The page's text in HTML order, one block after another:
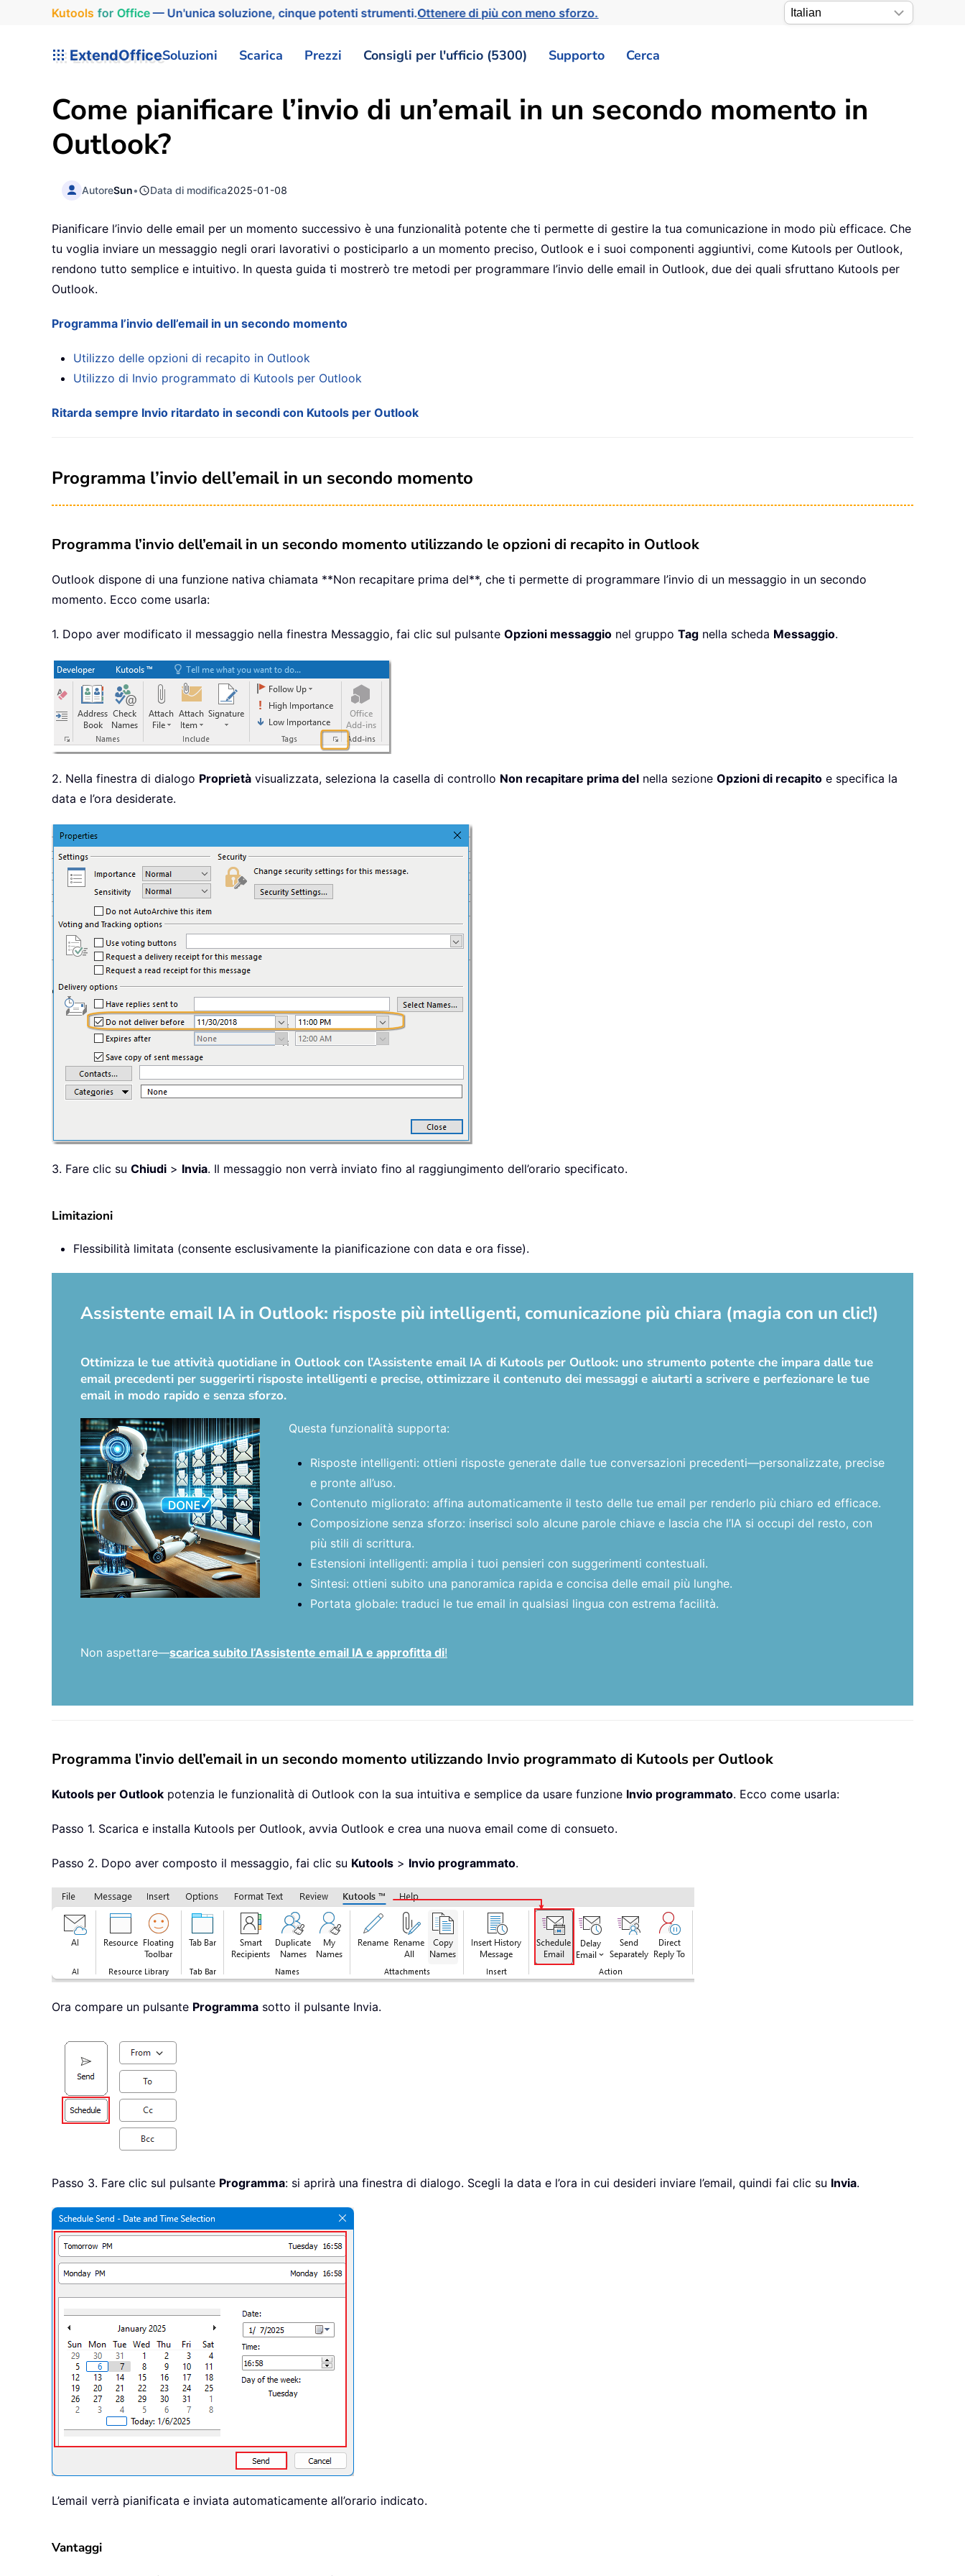
Kutools for Office— Un'unica soluzione, cinque potenti strumenti.Ottenere di più con meno sforzo.
ExtendOfficeSoluzioni Scarica Prezzi Consigli per l'ufficio (5300) Supporto Cerca
Come pianificare l’invio di un’email in un secondo momento in
Outlook?
AutoreSun• Data di modifica2025-01-08
Pianificare l’invio delle email per un momento successivo è una funzionalità potente che ti permette di gestire la tua comunicazione in modo più efficace. Che
tu voglia inviare un messaggio negli orari lavorativi o posticiparlo a un momento preciso, Outlook e i suoi componenti aggiuntivi, come Kutools per Outlook,
rendono tutto semplice e intuitivo. In questa guida ti mostrerò tre metodi per programmare l’invio delle email in Outlook, due dei quali sfruttano Kutools per
Outlook.
Programma l’invio dell’email in un secondo momento
Utilizzo delle opzioni di recapito in Outlook
Utilizzo di Invio programmato di Kutools per Outlook
Ritarda sempre Invio ritardato in secondi con Kutools per Outlook
Programma l’invio dell’email in un secondo momento
Programma l’invio dell’email in un secondo momento utilizzando le opzioni di recapito in Outlook
Outlook dispone di una funzione nativa chiamata **Non recapitare prima del**, che ti permette di programmare l’invio di un messaggio in un secondo
momento. Ecco come usarla:
1. Dopo aver modificato il messaggio nella finestra Messaggio, fai clic sul pulsante Opzioni messaggio nel gruppo Tag nella scheda Messaggio.
2. Nella finestra di dialogo Proprietà visualizzata, seleziona la casella di controllo Non recapitare prima del nella sezione Opzioni di recapito e specifica la
data e l’ora desiderate.
3. Fare clic su Chiudi > Invia. Il messaggio non verrà inviato fino al raggiungimento dell’orario specificato.
Limitazioni
Flessibilità limitata (consente esclusivamente la pianificazione con data e ora fisse).
Assistente email IA in Outlook: risposte più intelligenti, comunicazione più chiara (magia con un clic!)
Ottimizza le tue attività quotidiane in Outlook con l’Assistente email IA di Kutools per Outlook: uno strumento potente che impara dalle tue
email precedenti per suggerirti risposte intelligenti e precise, ottimizzare il contenuto dei messaggi e aiutarti a scrivere e perfezionare le tue
email in modo rapido e senza sforzo.
Questa funzionalità supporta:
Risposte intelligenti: ottieni risposte generate dalle tue conversazioni precedenti—personalizzate, precise
e pronte all’uso.
Contenuto migliorato: affina automaticamente il testo delle tue email per renderlo più chiaro ed efficace.
Composizione senza sforzo: inserisci solo alcune parole chiave e lascia che l’IA si occupi del resto, con
più stili di scrittura.
Estensioni intelligenti: amplia i tuoi pensieri con suggerimenti contestuali.
Sintesi: ottieni subito una panoramica rapida e concisa delle email più lunghe.
Portata globale: traduci le tue email in qualsiasi lingua con estrema facilità.
Non aspettare—scarica subito l’Assistente email IA e approfitta di!
Programma l’invio dell’email in un secondo momento utilizzando Invio programmato di Kutools per Outlook
Kutools per Outlook potenzia le funzionalità di Outlook con la sua intuitiva e semplice da usare funzione Invio programmato. Ecco come usarla:
Passo 1. Scarica e installa Kutools per Outlook, avvia Outlook e crea una nuova email come di consueto.
Passo 2. Dopo aver composto il messaggio, fai clic su Kutools > Invio programmato.
Ora compare un pulsante Programma sotto il pulsante Invia.
Passo 3. Fare clic sul pulsante Programma: si aprirà una finestra di dialogo. Scegli la data e l’ora in cui desideri inviare l’email, quindi fai clic su Invia.
L’email verrà pianificata e inviata automaticamente all’orario indicato.
Vantaggi